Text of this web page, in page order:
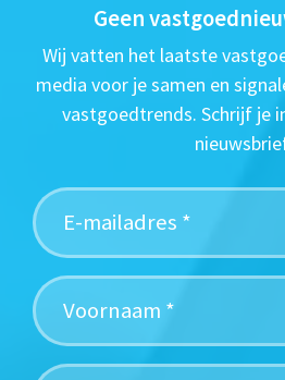
Geen
Wij vatten het laatste
media voor je samen en
vastgoedtrends. Schrijf je